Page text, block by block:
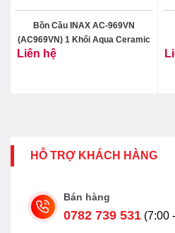
Bồn Cầu INAX AC-969VN
(AC969VN) 1 Khối Aqua Ceramic
Liên hệ
HỖ TRỢ KHÁCH HÀNG
Bán hàng
0782 739 531 (7:00